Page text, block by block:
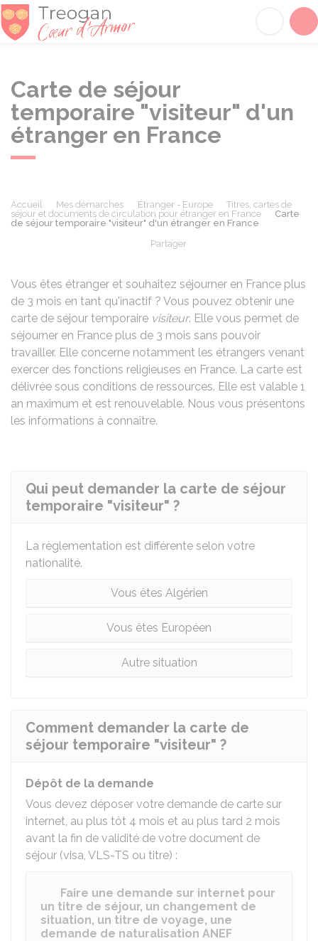
Carte de séjour
temporaire "visiteur" d'un
étranger en France
Accueil Mes démarches Étranger - Europe
Titres, cartes de
séjour et documents de circulation pour étranger en France
Carte
de séjour temporaire "visiteur" d'un étranger en France
Partager
Vous êtes étranger et souhaitez séjourner en France plus
de 3 mois en tant qu'inactif ? Vous pouvez obtenir une
carte de séjour temporaire visiteur. Elle vous permet de
séjourner en France plus de 3 mois sans pouvoir
travailler. Elle concerne notamment les étrangers venant
exercer des fonctions religieuses en France. La carte est
délivrée sous conditions de ressources. Elle est valable 1
an maximum et est renouvelable. Nous vous présentons
les informations à connaître.
Qui peut demander la carte de séjour
temporaire "visiteur" ?
La règlementation est différente selon votre
nationalité.
Vous êtes Algérien
Vous êtes Européen
Autre situation
Comment demander la carte de
séjour temporaire "visiteur" ?
Dépôt de la demande
Vous devez déposer votre demande de carte sur
internet, au plus tôt 4 mois et au plus tard 2 mois
avant la fin de validité de votre document de
séjour (visa, VLS-TS ou titre) :
Faire une demande sur internet pour
un titre de séjour, un changement de
situation, un titre de voyage, une
demande de naturalisation ANEF